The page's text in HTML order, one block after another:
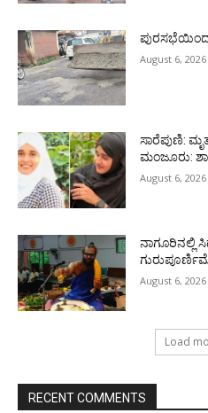
ಪುರಸಭೆಯಿಂದ
August 6, 2026
ಸಾರೆಪುಣಿ:
ಮಂಜೂರು:
August 6, 2026
ನಾಗೂರಿನಲ್ಲಿ
August 6, 2026
Load
RECENT COMMENTS